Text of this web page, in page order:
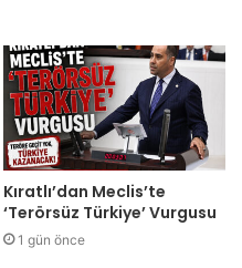
Kıratlı’dan Meclis’te
‘Terörsüz Türkiye’ Vurgusu
1 gün önce